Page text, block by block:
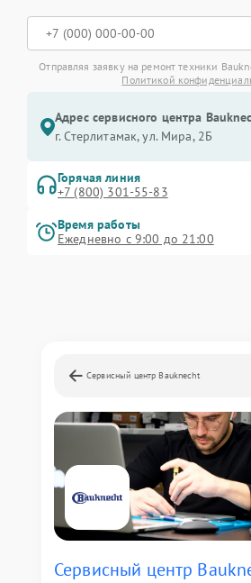
Отправляя заявку на ремонт техники
Политикой
Адрес сервисного центра
г. Стерлитамак, ул. Мира, 2Б
Горячая линия
+7 (800) 301-55-83
Время работы
Ежедневно с 9:00 до 21:00
Сервисный центр Bauknecht
Сервисный центр